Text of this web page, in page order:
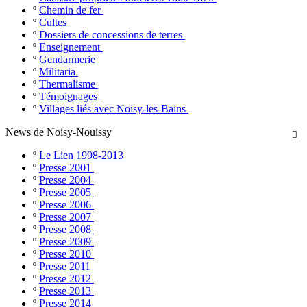
º Chemin de fer
º Cultes
º Dossiers de concessions de terres
º Enseignement
º Gendarmerie
º Militaria
º Thermalisme
º Témoignages
º Villages liés avec Noisy-les-Bains

News de Noisy-Nouissy
º Le Lien 1998-2013
º Presse 2001
º Presse 2004
º Presse 2005
º Presse 2006
º Presse 2007
º Presse 2008
º Presse 2009
º Presse 2010
º Presse 2011
º Presse 2012
º Presse 2013
º Presse 2014